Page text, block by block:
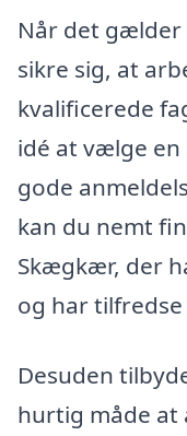
Når det gælder
sikre sig, at
kvalificerede
idé at vælge en
gode
kan du nemt
Skægkær, der
og har tilfredse
Desuden
hurtig måde at